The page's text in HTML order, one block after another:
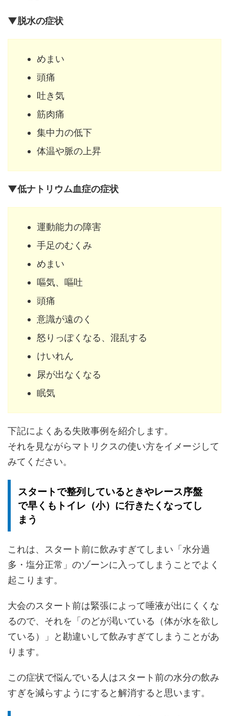
▼脱水の症状
めまい
頭痛
吐き気
筋肉痛
集中力の低下
体温や脈の上昇
▼低ナトリウム血症の症状
運動能力の障害
手足のむくみ
めまい
嘔気、嘔吐
頭痛
意識が遠のく
怒りっぽくなる、混乱する
けいれん
尿が出なくなる
眠気
下記によくある失敗事例を紹介します。
それを見ながらマトリクスの使い方をイメージして
みてください。
スタートで整列しているときやレース序盤
で早くもトイレ（小）に行きたくなってし
まう
これは、スタート前に飲みすぎてしまい「水分過
多・塩分正常」のゾーンに入ってしまうことでよく
起こります。
大会のスタート前は緊張によって唾液が出にくくな
るので、それを「のどが渇いている（体が水を欲し
ている）」と勘違いして飲みすぎてしまうことがあ
ります。
この症状で悩んでいる人はスタート前の水分の飲み
すぎを減らすようにすると解消すると思います。